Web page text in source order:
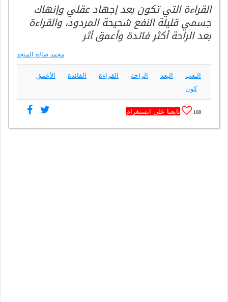
القراءة التي تكون بعد إجهاد عقلي وإنهاك
جسمي قليلة النفع شحيحة المردود، والقراءة
بعد الراحة أكثر فائدة وأعمق أثر
محمد صالح المنجد
التعب البعد الراحة القراءة الفائدة
الأعمق
كون
108 تابعنا على انستغرام